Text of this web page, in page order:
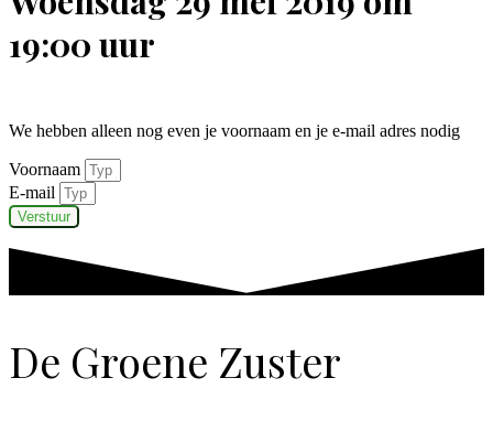
19:00 uur
We hebben alleen nog even je voornaam en je e-mail adres nodig
Voornaam
E-mail
Verstuur
De Groene Zuster